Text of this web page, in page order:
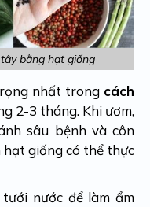
bằng hạt giống
nhất trong cách
2-3 tháng. Khi ươm,
sâu bệnh và côn
giống có thể thực
nước để làm ẩm